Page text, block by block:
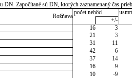
DN. Započítané sú DN, ktorých zaznamenaný čas
Rožňava
počet nehôd
+/-
16 3
21 3
31 11
42 6
37 14
16 -9
10 -9